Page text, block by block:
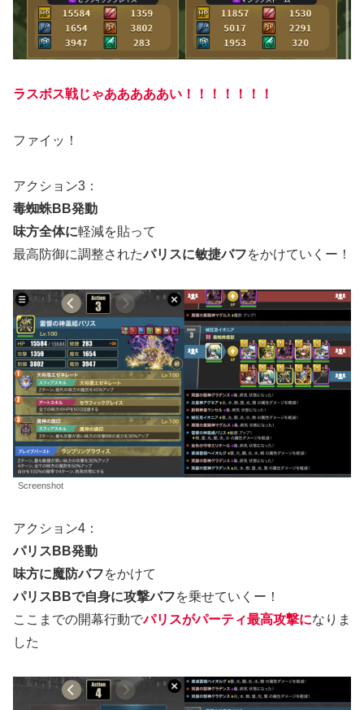
ラスボス戦じゃあああああい！！！！！！！
ファイッ！
アクション3：
毒蜘蛛BB発動
味方全体に軽減を貼って
最高防御に調整されたパリスに敏捷バフをかけていくー！
Screenshot
アクション4：
パリスBB発動
味方に魔防バフをかけて
パリスBBで自身に攻撃バフを乗せていくー！
ここまでの開幕行動でパリスがパーティ最高攻撃になりま
した